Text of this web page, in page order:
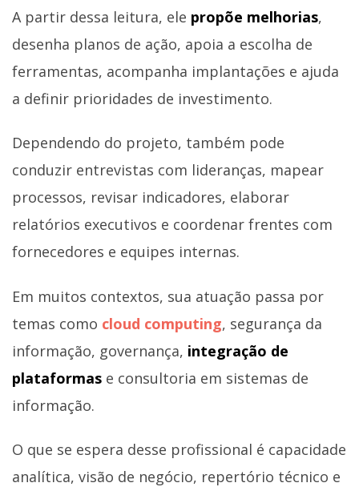
A partir dessa leitura, ele propõe melhorias,
desenha planos de ação, apoia a escolha de
ferramentas, acompanha implantações e ajuda
a definir prioridades de investimento.
Dependendo do projeto, também pode
conduzir entrevistas com lideranças, mapear
processos, revisar indicadores, elaborar
relatórios executivos e coordenar frentes com
fornecedores e equipes internas.
Em muitos contextos, sua atuação passa por
temas como cloud computing, segurança da
informação, governança, integração de
plataformas e consultoria em sistemas de
informação.
O que se espera desse profissional é capacidade
analítica, visão de negócio, repertório técnico e